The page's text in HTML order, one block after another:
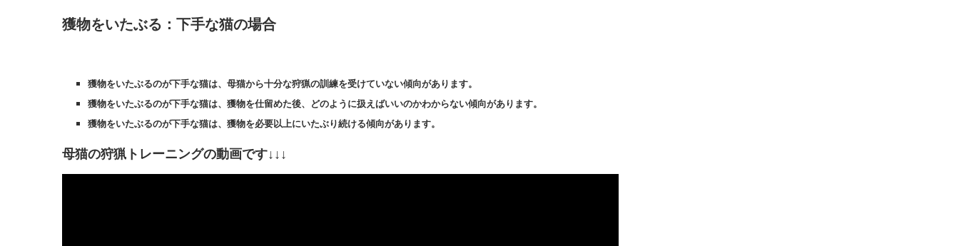
獲物をいたぶる：下手な猫の場合
獲物をいたぶるのが下手な猫は、母猫から十分な狩猟の訓練を受けていない傾向があります。
獲物をいたぶるのが下手な猫は、獲物を仕留めた後、どのように扱えばいいのかわからない傾向があります。
獲物をいたぶるのが下手な猫は、獲物を必要以上にいたぶり続ける傾向があります。
母猫の狩猟トレーニングの動画です↓↓↓